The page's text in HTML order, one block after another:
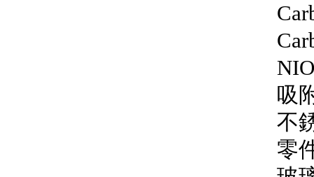
吸
不
零